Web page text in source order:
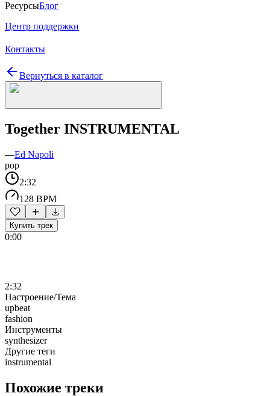
РесурсыБлог
Центр поддержки
Контакты
Вернуться в каталог
Together INSTRUMENTAL
—Ed Napoli
pop
2:32
128 BPM
Купить трек
0:00
2:32
Настроение/Тема
upbeat
fashion
Инструменты
synthesizer
Другие теги
instrumental
Похожие треки